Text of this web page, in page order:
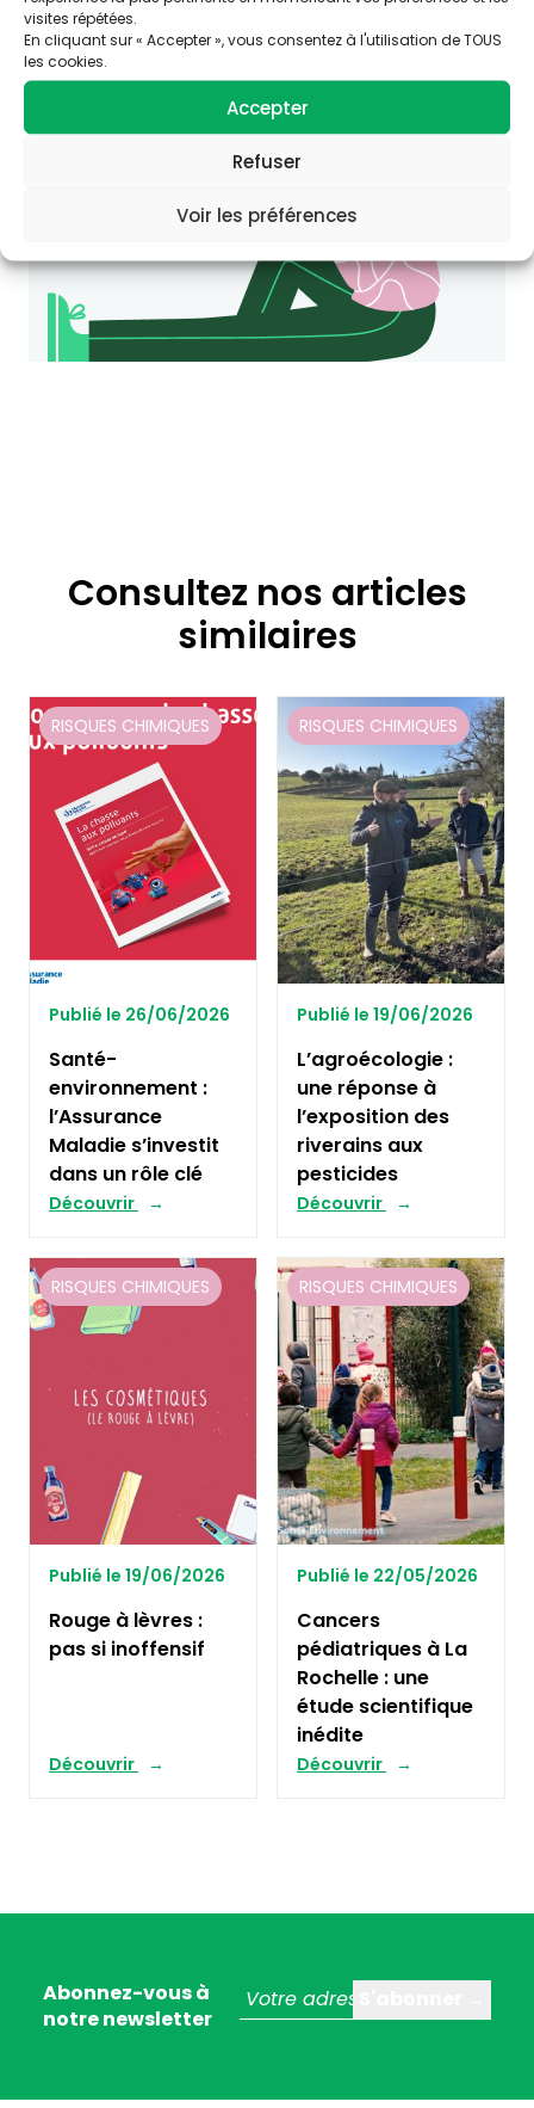
visites répétées.
En cliquant sur « Accepter », vous consentez à l'utilisation de TOUS
les cookies.
Accepter
Refuser
Voir les préférences
Consultez le site Agir-ese.org, des ressources
pour agir en Éducation et promotion de la
Santé-Environnement.
Consultez nos articles
similaires
RISQUES CHIMIQUES
Publié le 26/06/2026
Santé-
environnement :
l’Assurance
Maladie s’investit
dans un rôle clé
Découvrir
RISQUES CHIMIQUES
Publié le 19/06/2026
L’agroécologie :
une réponse à
l’exposition des
riverains aux
pesticides
Découvrir
RISQUES CHIMIQUES
Publié le 19/06/2026
Rouge à lèvres :
pas si inoffensif
Découvrir
RISQUES CHIMIQUES
Publié le 22/05/2026
Cancers
pédiatriques à La
Rochelle : une
étude scientifique
inédite
Découvrir
Abonnez-vous à
notre newsletter